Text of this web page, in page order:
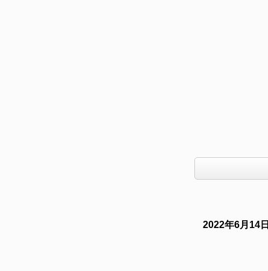
2022年6月14日